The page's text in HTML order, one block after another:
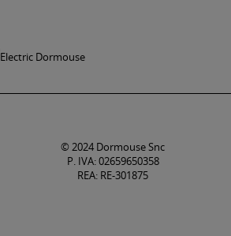
© 2024 Dormouse Snc
P. IVA: 02659650358
REA: RE-301875